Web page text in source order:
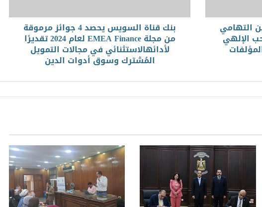
التهامي
الإلهي
بنك قناة السويس يحصد 4 جوائز مرموقة
من مجلة EMEA Finance لعام 2024 تقديرًا
لأدائهالاستثنائي في مجالات التمويل
المُشترك وسوق أدوات الدين